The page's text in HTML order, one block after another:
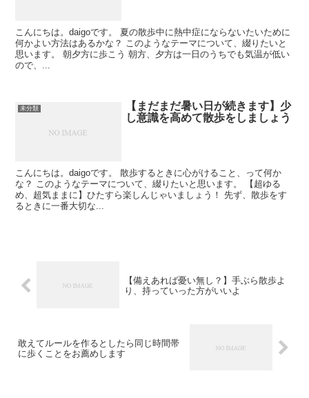
こんにちは。daigoです。 夏の散歩中に熱中症にならないたいために
何かよい方法はあるかな？ このようなテーマについて、綴りたいと
思います。 朝夕方に歩こう 朝方、夕方は一日のうちでも気温が低い
ので、...
未分類
【まだまだ暑い日が続きます】少
し意識を高めて散歩をしましょう
こんにちは。daigoです。 散歩するときに心がけること、って何か
な？ このようなテーマについて、綴りたいと思います。 【超ゆる
め、超気ままに】ひたすら楽しんじゃいましょう！ 先ず、散歩をす
るときに一番大切な...
【備えあれば憂い無し？】手ぶら散歩よ
り、持っていった方がいいよ
敢えてルールを作るとしたら同じ時間帯
に歩くことをお薦めします